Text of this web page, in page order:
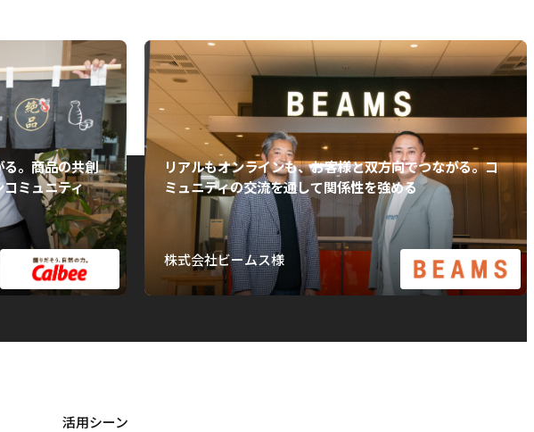
。商品の共創
ミュニティ
リアルもオンラインも、お客様と双方向でつながる。コ
ミュニティの交流を通して関係性を強める
株式会社ビームス様
活用シーン